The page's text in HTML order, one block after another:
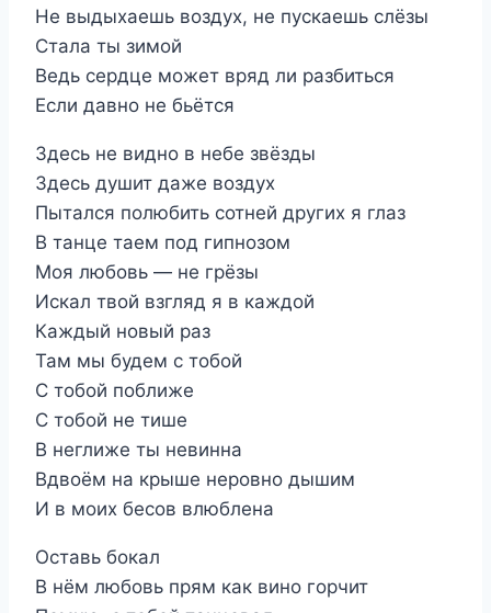
Не выдыхаешь воздух, не пускаешь слёзы
Стала ты зимой
Ведь сердце может вряд ли разбиться
Если давно не бьётся
Здесь не видно в небе звёзды
Здесь душит даже воздух
Пытался полюбить сотней других я глаз
В танце таем под гипнозом
Моя любовь — не грёзы
Искал твой взгляд я в каждой
Каждый новый раз
Там мы будем с тобой
С тобой поближе
С тобой не тише
В неглиже ты невинна
Вдвоём на крыше неровно дышим
И в моих бесов влюблена
Оставь бокал
В нём любовь прям как вино горчит